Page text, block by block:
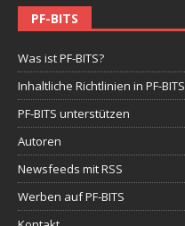
PF-BITS
Was ist PF-BITS?
Inhaltliche Richtlinien in PF-BITS
PF-BITS unterstützen
Autoren
Newsfeeds mit RSS
Werben auf PF-BITS